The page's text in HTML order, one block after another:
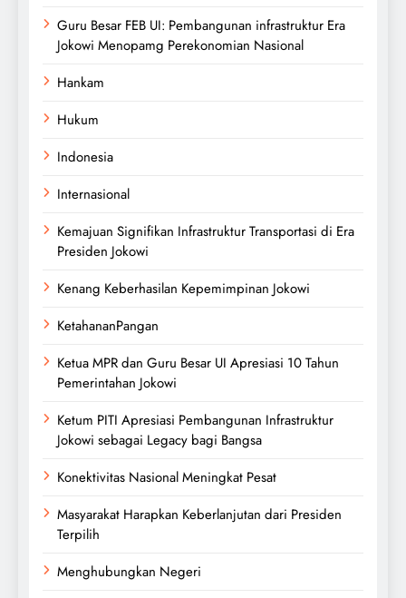
Guru Besar FEB UI: Pembangunan infrastruktur Era
Jokowi Menopamg Perekonomian Nasional
Hankam
Hukum
Indonesia
Internasional
Kemajuan Signifikan Infrastruktur Transportasi di Era
Presiden Jokowi
Kenang Keberhasilan Kepemimpinan Jokowi
KetahananPangan
Ketua MPR dan Guru Besar UI Apresiasi 10 Tahun
Pemerintahan Jokowi
Ketum PITI Apresiasi Pembangunan Infrastruktur
Jokowi sebagai Legacy bagi Bangsa
Konektivitas Nasional Meningkat Pesat
Masyarakat Harapkan Keberlanjutan dari Presiden
Terpilih
Menghubungkan Negeri